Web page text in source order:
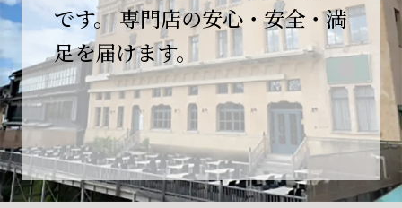
誠に勝手ながら、弊社開業10周年イベント開催
の為、
４月２６日(日)は臨時休業とさせていただきま
す。
これもひとえに皆様のご支援の賜物と、心より感謝申し上
げます。
ご不便をおかけしますが、何卒よろしくお願い
いたします。
です。 専門店の安心・安全・満
足を届けます。